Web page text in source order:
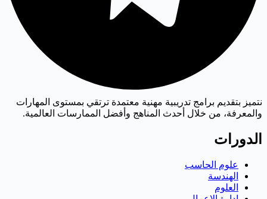
نتميز بتقديم برامج تدريبية مهنية معتمدة ترتقي بمستوى المهارات
والمعرفة، من خلال أحدث المناهج وأفضل الممارسات العالمية.
الدورات
علوم الحاسب
الهندسة
العلوم